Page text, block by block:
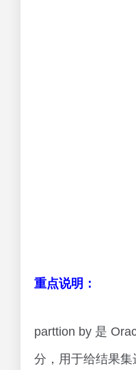
重点说明：
parttion by 是
分，用于给结果